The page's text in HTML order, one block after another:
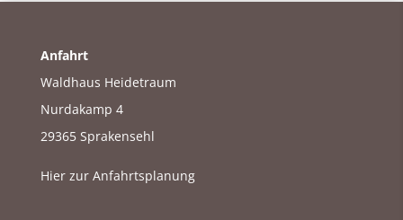
Anfahrt
Waldhaus Heidetraum
Nurdakamp 4
29365 Sprakensehl
Hier zur Anfahrtsplanung